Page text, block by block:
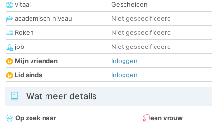
vitaal
Gescheiden
academisch niveau
Niet gespecificeerd
Roken
Niet gespecificeerd
job
Niet gespecificeerd
Mijn vrienden
Inloggen
Lid sinds
Inloggen
Wat meer details
Op zoek naar
een vrouw